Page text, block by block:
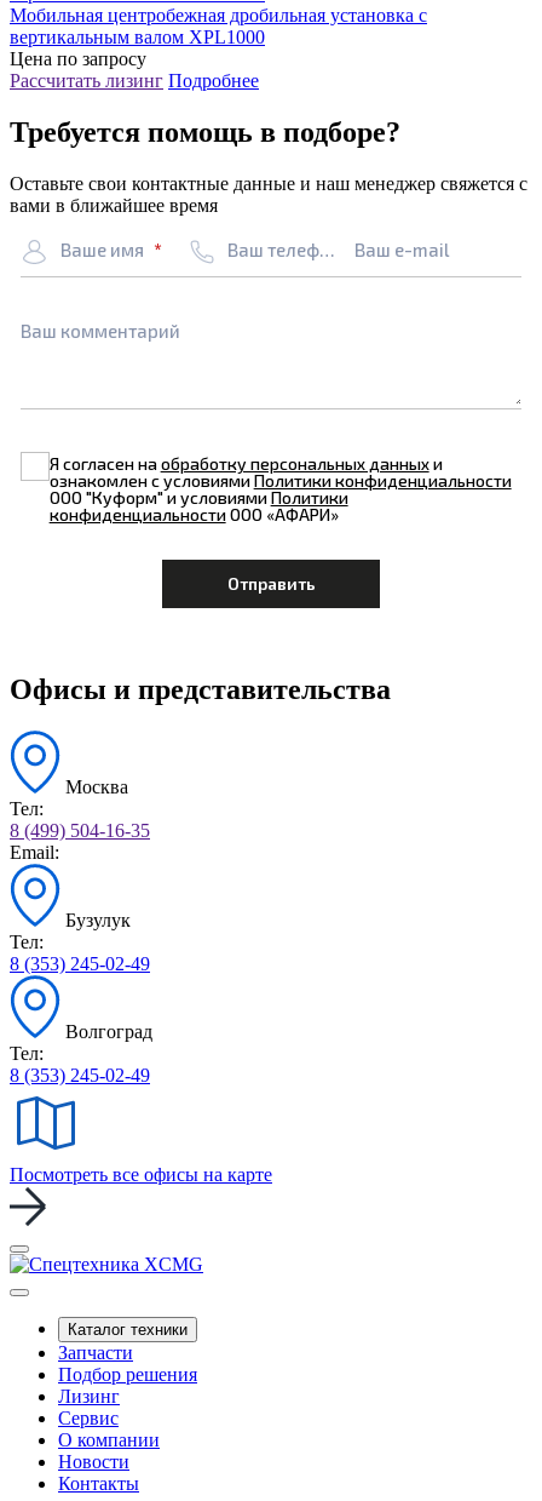
Мобильная центробежная дробильная установка с
вертикальным валом XPL1000
Цена по запросу
Рассчитать лизинг Подробнее
Требуется помощь в подборе?
Оставьте свои контактные данные и наш менеджер свяжется с
вами в ближайшее время
Ваше имя Ваш телефон Ваш e-mail
Ваш комментарий
Я согласен наобработку персональных данныхи
ознакомлен с условиямиПолитики конфиденциальности
ООО "Куформ" и условиямиПолитики
конфиденциальностиООО «АФАРИ»
Офисы и представительства
Москва
Тел:
8 (499) 504-16-35
Email:
Бузулук
Тел:
8 (353) 245-02-49
Волгоград
Тел:
8 (353) 245-02-49
Посмотреть все офисы на карте
Каталог техники
Запчасти
Подбор решения
Лизинг
Сервис
О компании
Новости
Контакты